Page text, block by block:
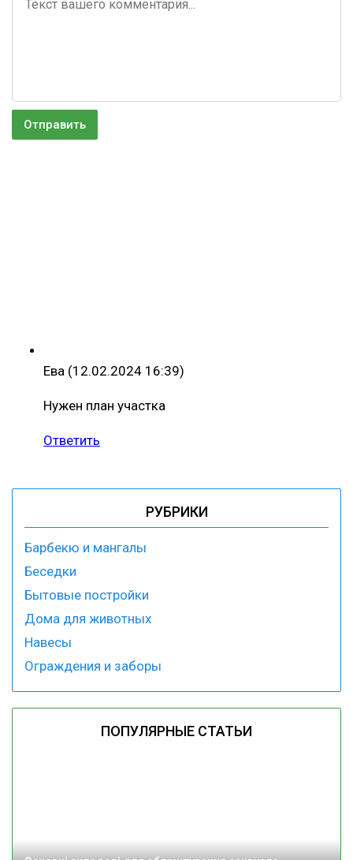
РУБРИКИ
Барбекю и мангалы
Беседки
Бытовые постройки
Дома для животных
Навесы
Ограждения и заборы
ПОПУЛЯРНЫЕ СТАТЬИ
Ева (12.02.2024 16:39)
Нужен план участка
Ответить